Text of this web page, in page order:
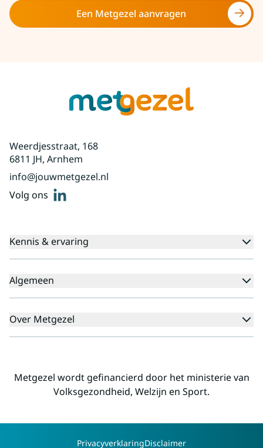
Een Metgezel aanvragen
Weerdjesstraat, 168
6811 JH, Arnhem
info@jouwmetgezel.nl
Volg ons linkedin
Kennis & ervaring
Agenda
Voor cliënten
Algemeen
Aanmeldprocedure
Klachten
Over Metgezel
Landelijk
Regio's
Alliantiepartners
Contact
Metgezel wordt gefinancierd door het ministerie van
Volksgezondheid, Welzijn en Sport.
Copyright
PrivacyverklaringDisclaimer